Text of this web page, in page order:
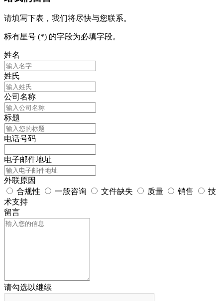
请填写下表，我们将尽快与您联系。
标有星号 (*) 的字段为必填字段。
姓名
姓氏
公司名称
标题
电话号码
电子邮件地址
外联原因
合规性
一般咨询 文件缺失 质量 销售
技
术支持
留言
请勾选以继续